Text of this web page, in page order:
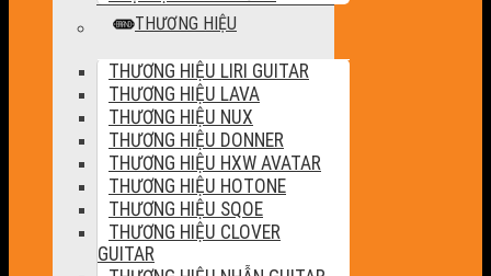
THƯƠNG HIỆU
THƯƠNG HIỆU LIRI GUITAR
THƯƠNG HIỆU LAVA
THƯƠNG HIỆU NUX
THƯƠNG HIỆU DONNER
THƯƠNG HIỆU HXW AVATAR
THƯƠNG HIỆU HOTONE
THƯƠNG HIỆU SQOE
THƯƠNG HIỆU CLOVER
GUITAR